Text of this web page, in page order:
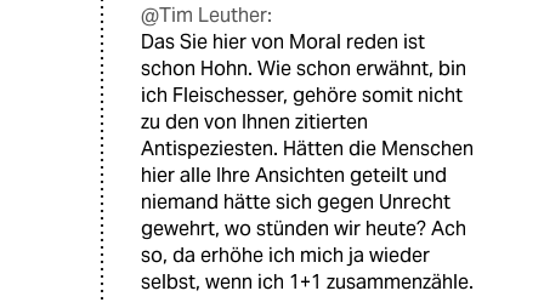
@Tim Leuther:
Das Sie hier von Moral reden ist
schon Hohn. Wie schon erwähnt, bin
ich Fleischesser, gehöre somit nicht
zu den von Ihnen zitierten
Antispeziesten. Hätten die Menschen
hier alle Ihre Ansichten geteilt und
niemand hätte sich gegen Unrecht
gewehrt, wo stünden wir heute? Ach
so, da erhöhe ich mich ja wieder
selbst, wenn ich 1+1 zusammenzähle.